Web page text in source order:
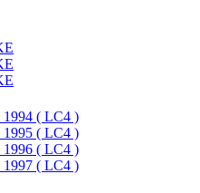
1994 ( LC4 )
1995 ( LC4 )
1996 ( LC4 )
1997 ( LC4 )